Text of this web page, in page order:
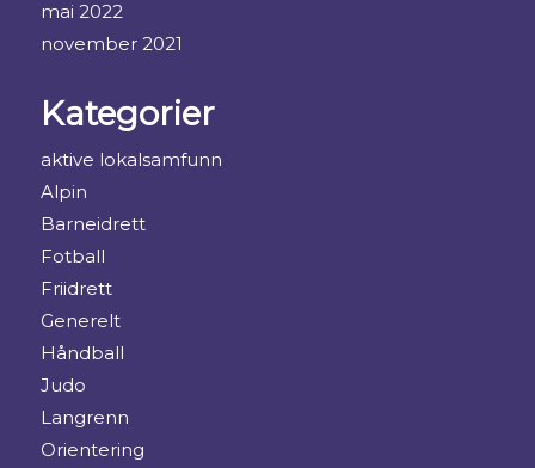
mai 2022
november 2021
Kategorier
aktive lokalsamfunn
Alpin
Barneidrett
Fotball
Friidrett
Generelt
Håndball
Judo
Langrenn
Orientering